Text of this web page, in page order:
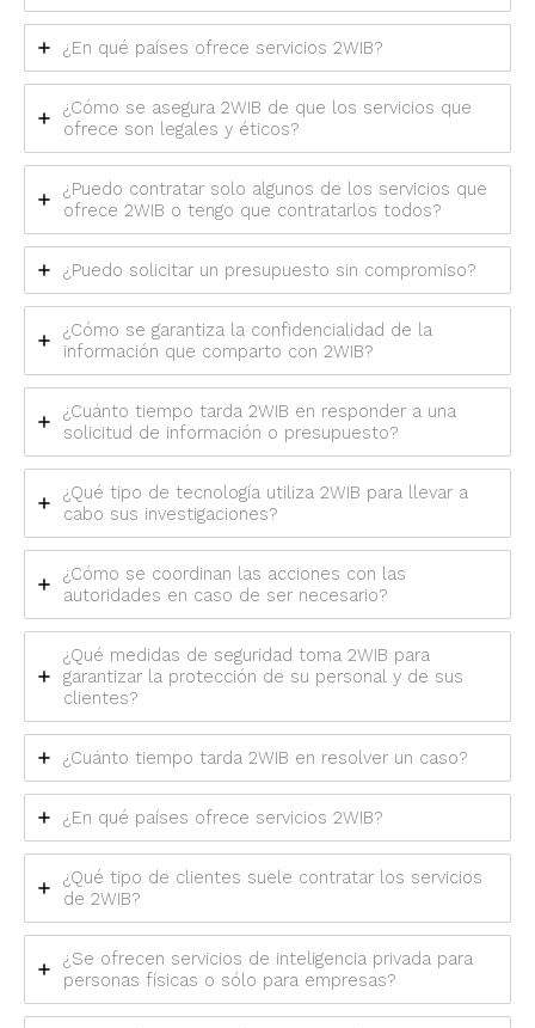
¿En qué países ofrece servicios 2WIB?
¿Cómo se asegura 2WIB de que los servicios que
ofrece son legales y éticos?
¿Puedo contratar solo algunos de los servicios que
ofrece 2WIB o tengo que contratarlos todos?
¿Puedo solicitar un presupuesto sin compromiso?
¿Cómo se garantiza la confidencialidad de la
información que comparto con 2WIB?
¿Cuánto tiempo tarda 2WIB en responder a una
solicitud de información o presupuesto?
¿Qué tipo de tecnología utiliza 2WIB para llevar a
cabo sus investigaciones?
¿Cómo se coordinan las acciones con las
autoridades en caso de ser necesario?
¿Qué medidas de seguridad toma 2WIB para
garantizar la protección de su personal y de sus
clientes?
¿Cuánto tiempo tarda 2WIB en resolver un caso?
¿En qué países ofrece servicios 2WIB?
¿Qué tipo de clientes suele contratar los servicios
de 2WIB?
¿Se ofrecen servicios de inteligencia privada para
personas físicas o sólo para empresas?